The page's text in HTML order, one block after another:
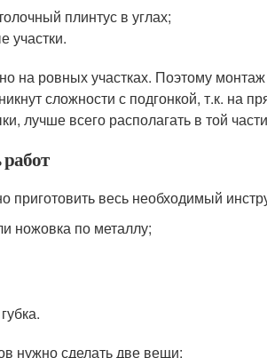
плинтус в углах;
участки.
на ровных участках. Поэтому
сложности с подгонкой, т.к. на
лучше всего располагать в той
приготовить весь необходимый
ножовка по металлу;
нужно сделать две вещи: